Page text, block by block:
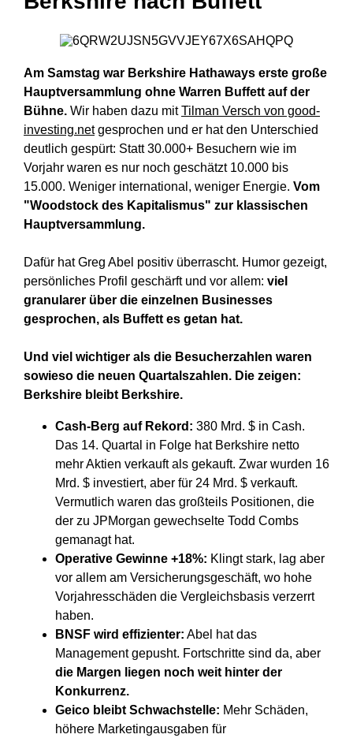
Am Samstag war Berkshire Hathaways erste große
Hauptversammlung ohne Warren Buffett auf der
Bühne. Wir haben dazu mitTilman Versch von good-
investing.netgesprochen und er hat den Unterschied
deutlich gespürt: Statt 30.000+ Besuchern wie im
Vorjahr waren es nur noch geschätzt 10.000 bis
15.000. Weniger international, weniger Energie. Vom
"Woodstock des Kapitalismus" zur klassischen
Hauptversammlung.
Dafür hat Greg Abel positiv überrascht. Humor gezeigt,
persönliches Profil geschärft und vor allem: viel
granularer über die einzelnen Businesses
gesprochen, als Buffett es getan hat.
Und viel wichtiger als die Besucherzahlen waren
sowieso die neuen Quartalszahlen. Die zeigen:
Berkshire bleibt Berkshire.
Cash-Berg auf Rekord: 380 Mrd. $ in Cash.
Das 14. Quartal in Folge hat Berkshire netto
mehr Aktien verkauft als gekauft. Zwar wurden 16
Mrd. $ investiert, aber für 24 Mrd. $ verkauft.
Vermutlich waren das großteils Positionen, die
der zu JPMorgan gewechselte Todd Combs
gemanagt hat.
Operative Gewinne +18%: Klingt stark, lag aber
vor allem am Versicherungsgeschäft, wo hohe
Vorjahresschäden die Vergleichsbasis verzerrt
haben.
BNSF wird effizienter: Abel hat das
Management gepusht. Fortschritte sind da, aber
die Margen liegen noch weit hinter der
Konkurrenz.
Geico bleibt Schwachstelle: Mehr Schäden,
höhere Marketingausgaben für